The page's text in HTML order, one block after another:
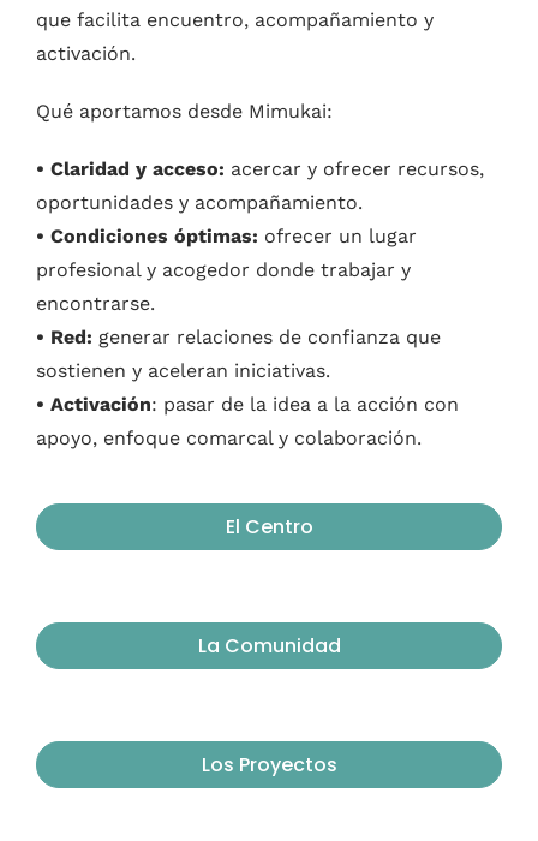
que facilita encuentro, acompañamiento y
activación.
Qué aportamos desde Mimukai:
• Claridad y acceso: acercar y ofrecer recursos,
oportunidades y acompañamiento.
• Condiciones óptimas: ofrecer un lugar
profesional y acogedor donde trabajar y
encontrarse.
• Red: generar relaciones de confianza que
sostienen y aceleran iniciativas.
• Activación: pasar de la idea a la acción con
apoyo, enfoque comarcal y colaboración.
El Centro
La Comunidad
Los Proyectos